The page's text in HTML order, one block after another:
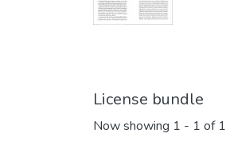
License bundle
Now showing 1 - 1 of 1